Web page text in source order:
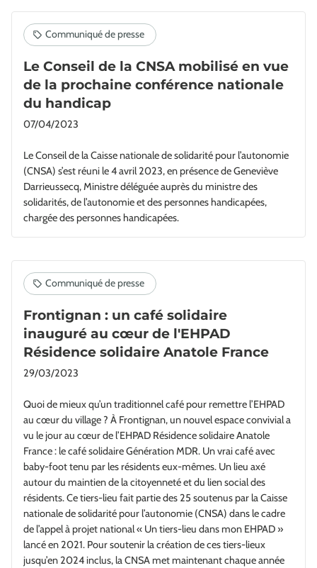
Le Conseil de la CNSA mobilisé en vue
de la prochaine conférence nationale
du handicap
07/04/2023
Le Conseil de la Caisse nationale de solidarité pour l’autonomie
(CNSA) s’est réuni le 4 avril 2023, en présence de Geneviève
Darrieussecq, Ministre déléguée auprès du ministre des
solidarités, de l’autonomie et des personnes handicapées,
chargée des personnes handicapées.
Frontignan : un café solidaire
inauguré au cœur de l'EHPAD
Résidence solidaire Anatole France
29/03/2023
Quoi de mieux qu’un traditionnel café pour remettre l’EHPAD
au cœur du village ? À Frontignan, un nouvel espace convivial a
vu le jour au cœur de l’EHPAD Résidence solidaire Anatole
France : le café solidaire Génération MDR. Un vrai café avec
baby-foot tenu par les résidents eux-mêmes. Un lieu axé
autour du maintien de la citoyenneté et du lien social des
résidents. Ce tiers-lieu fait partie des 25 soutenus par la Caisse
nationale de solidarité pour l’autonomie (CNSA) dans le cadre
de l’appel à projet national « Un tiers-lieu dans mon EHPAD »
lancé en 2021. Pour soutenir la création de ces tiers-lieux
jusqu’en 2024 inclus, la CNSA met maintenant chaque année